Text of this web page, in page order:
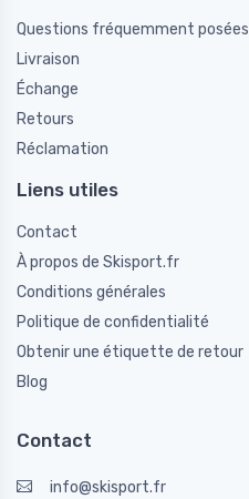
Questions fréquemment posées
Livraison
Échange
Retours
Réclamation
Liens utiles
Contact
À propos de Skisport.fr
Conditions générales
Politique de confidentialité
Obtenir une étiquette de retour
Blog
Contact
info@skisport.fr